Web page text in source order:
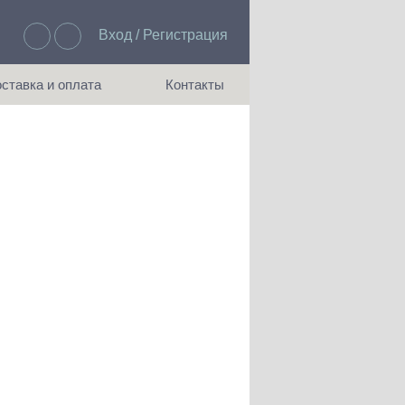
Вход / Регистрация
и оплата Контакты